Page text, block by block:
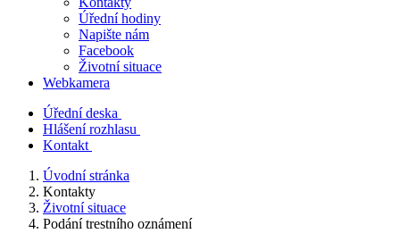
Úřední hodiny
Napište nám
Facebook
Životní situace
Webkamera
Úřední deska
Hlášení rozhlasu
Kontakt
Úvodní stránka
Kontakty
Životní situace
Podání trestního oznámení